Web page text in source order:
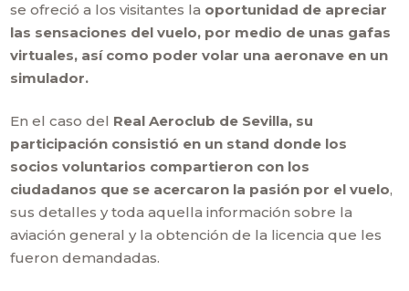
se ofreció a los visitantes la oportunidad de apreciar
las sensaciones del vuelo, por medio de unas gafas
virtuales, así como poder volar una aeronave en un
simulador.
En el caso del Real Aeroclub de Sevilla, su
participación consistió en un stand donde los
socios voluntarios compartieron con los
ciudadanos que se acercaron la pasión por el vuelo,
sus detalles y toda aquella información sobre la
aviación general y la obtención de la licencia que les
fueron demandadas.